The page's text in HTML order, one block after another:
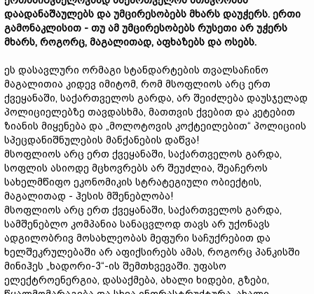
დაადანაშაულებს და უმცირესობებს მხარს დაუჭერს. ერთი
გამონაკლისით - თუ ამ უმცირესობებს რუსეთი არ უჭერს
მხარს, როგორც, მაგალითად, აფხაზებს და ოსებს.
ეს დასავლური ორმაგი სტანდარტების თვალსაჩინო
მაგალითია კიდევ იმიტომ, რომ მსოფლიოს არც ერთ
ქვეყანაში, საქართველოს გარდა, არ შეიძლება დაუსჯელად
პოლიციელებზე თავდასხმა, მათთვის ქვებით და კეტებით
ზიანის მიყენება და „მოლოტოვის კოქტეილებით“ პოლიციის
სპეცდანიშნულების მანქანების დაწვა!
მსოფლიოს არც ერთ ქვეყანაში, საქართველოს გარდა,
სოფლის ასიოდე მცხოვრებს არ შეუძლია, შეაჩეროს
სახელმწიფო ეკონომიკის სტრატეგიული ობიექტის,
მაგალითად - ჰესის მშენებლობა!
მსოფლიოს არც ერთ ქვეყანაში, საქართველოს გარდა,
სამშენებლო კომპანია სანაცვლოდ თავს არ უქონავს
ადგილობრივ მოსახლეობას მეფური საჩუქრებით და
ხელშეკრულებაში არ აფიქსირებს ამას, როგორც პანკისში
მინიჰეს „ხადორი-3“-ის შემთხვევაში. უფასო
ელექტროენერგია, დასაქმება, ახალი ხიდები, გზები,